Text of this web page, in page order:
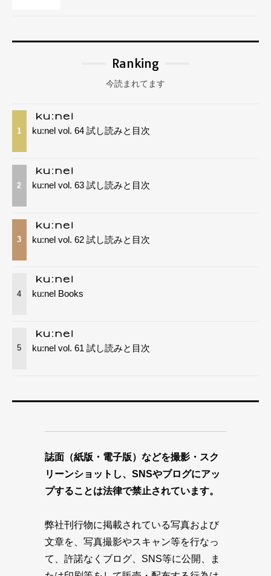
Ranking
今読まれてます
1 ku:nel vol. 64 試し読みと目次
2 ku:nel vol. 63 試し読みと目次
3 ku:nel vol. 62 試し読みと目次
4 ku:nel Books
5 ku:nel vol. 61 試し読みと目次
誌面（紙版・電子版）などを撮影・スク
リーンショットし、SNSやブログにアッ
プすることは法律で禁止されています。
弊社刊行物に掲載されている写真および
文章を、写真撮影やスキャン等を行なっ
て、許諾なくブログ、SNS等に公開、ま